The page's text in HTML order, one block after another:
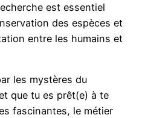
est essentiel
des espèces et
entre les humains et
les mystères du
que tu es prêt(e) à te
fascinantes, le métier